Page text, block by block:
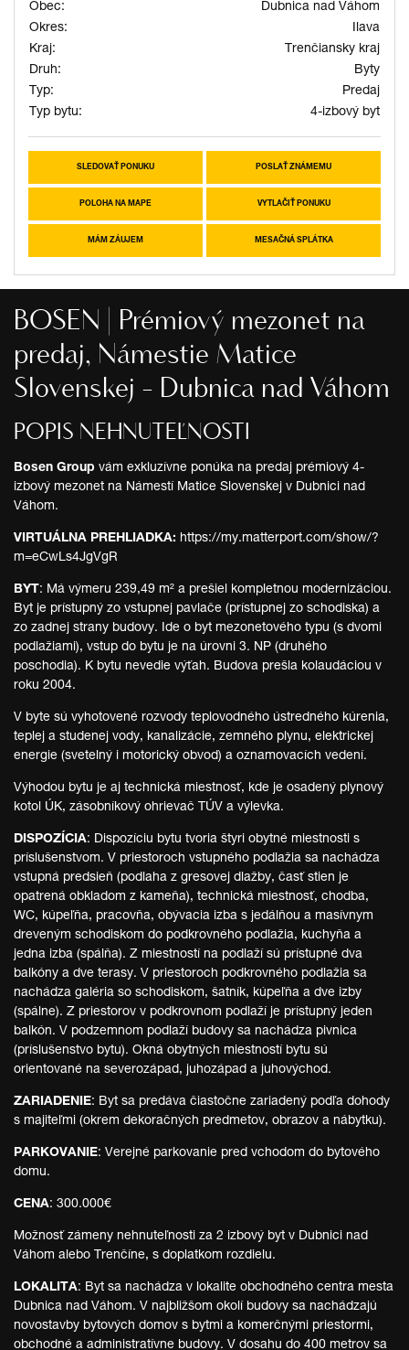
Obec:
Dubnica nad Váhom
Okres:
Ilava
Kraj:
Trenčiansky kraj
Druh:
Byty
Typ:
Predaj
Typ bytu:
4-izbový byt
SLEDOVAŤ PONUKU POSLAŤ ZNÁMEMU
POLOHA NA MAPE VYTLAČIŤ PONUKU
MÁM ZÁUJEM MESAČNÁ SPLÁTKA
BOSEN | Prémiový mezonet na
predaj, Námestie Matice
Slovenskej - Dubnica nad Váhom
POPIS NEHNUTEĽNOSTI
Bosen Group vám exkluzívne ponúka na predaj prémiový 4-
izbový mezonet na Námestí Matice Slovenskej v Dubnici nad
Váhom.
VIRTUÁLNA PREHLIADKA: https://my.matterport.com/show/?
m=eCwLs4JgVgR
BYT : Má výmeru 239,49 m² a prešiel kompletnou modernizáciou.
Byt je prístupný zo vstupnej pavlače (prístupnej zo schodiska) a
zo zadnej strany budovy. Ide o byt mezonetového typu (s dvomi
podlažiami), vstup do bytu je na úrovni 3. NP (druhého
poschodia). K bytu nevedie výťah. Budova prešla kolaudáciou v
roku 2004.
V byte sú vyhotovené rozvody teplovodného ústredného kúrenia,
teplej a studenej vody, kanalizácie, zemného plynu, elektrickej
energie (svetelný i motorický obvod) a oznamovacích vedení.
Výhodou bytu je aj technická miestnosť, kde je osadený plynový
kotol ÚK, zásobníkový ohrievač TÚV a výlevka.
DISPOZÍCIA: Dispozíciu bytu tvoria štyri obytné miestnosti s
príslušenstvom. V priestoroch vstupného podlažia sa nachádza
vstupná predsieň (podlaha z gresovej dlažby, časť stien je
opatrená obkladom z kameňa), technická miestnosť, chodba,
WC, kúpeľňa, pracovňa, obývacia izba s jedálňou a masívnym
dreveným schodiskom do podkrovného podlažia, kuchyňa a
jedna izba (spálňa). Z miestností na podlaží sú prístupné dva
balkóny a dve terasy. V priestoroch podkrovného podlažia sa
nachádza galéria so schodiskom, šatník, kúpeľňa a dve izby
(spálne). Z priestorov v podkrovnom podlaží je prístupný jeden
balkón. V podzemnom podlaží budovy sa nachádza pivnica
(príslušenstvo bytu). Okná obytných miestností bytu sú
orientované na severozápad, juhozápad a juhovýchod.
ZARIADENIE: Byt sa predáva čiastočne zariadený podľa dohody
s majiteľmi (okrem dekoračných predmetov, obrazov a nábytku).
PARKOVANIE: Verejné parkovanie pred vchodom do bytového
domu.
CENA: 300.000€
Možnosť zámeny nehnuteľnosti za 2 izbový byt v Dubnici nad
Váhom alebo Trenčíne, s doplatkom rozdielu.
LOKALITA: Byt sa nachádza v lokalite obchodného centra mesta
Dubnica nad Váhom. V najbližšom okolí budovy sa nachádzajú
novostavby bytových domov s bytmi a komerčnými priestormi,
obchodné a administratívne budovy. V dosahu do 400 metrov sa